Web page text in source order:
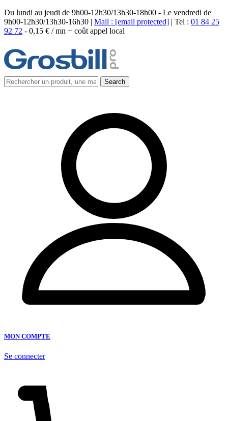
Du lundi au jeudi de 9h00-12h30/13h30-18h00 - Le vendredi de
9h00-12h30/13h30-16h30 | Mail : [email protected] | Tel : 01 84 25
92 72 - 0,15 € / mn + coût appel local
MON COMPTE
Se connecter